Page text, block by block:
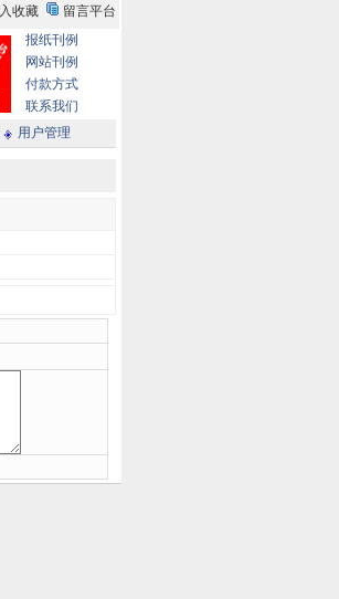
报纸刊例
网站刊例
付款方式
联系我们
用户管理